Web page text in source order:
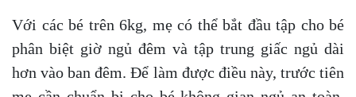
Với các bé trên 6kg, mẹ có thể bắt đầu tập cho bé
phân biệt giờ ngủ đêm và tập trung giấc ngủ dài
hơn vào ban đêm. Để làm được điều này, trước tiên